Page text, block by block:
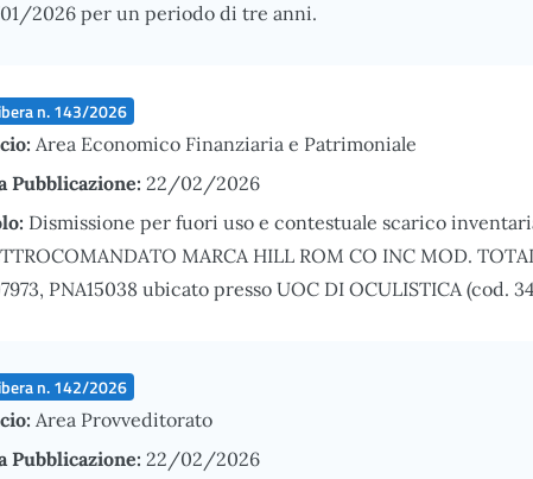
2026 per un periodo di tre anni.
n. 143/2026
Area Economico Finanziaria e Patrimoniale
Pubblicazione: 22/02/2026
Dismissione per fuori uso e contestuale scarico
MARCA HILL ROM CO INC MOD.
PNA15038 ubicato presso UOC DI OCULISTICA (cod.
n. 142/2026
Area Provveditorato
Pubblicazione: 22/02/2026